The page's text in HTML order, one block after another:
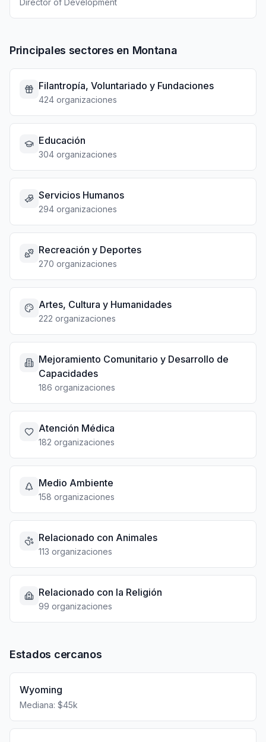
Director of Development
Principales sectores en Montana
Filantropía, Voluntariado y Fundaciones
424 organizaciones
Educación
304 organizaciones
Servicios Humanos
294 organizaciones
Recreación y Deportes
270 organizaciones
Artes, Cultura y Humanidades
222 organizaciones
Mejoramiento Comunitario y Desarrollo de
Capacidades
186 organizaciones
Atención Médica
182 organizaciones
Medio Ambiente
158 organizaciones
Relacionado con Animales
113 organizaciones
Relacionado con la Religión
99 organizaciones
Estados cercanos
Wyoming
Mediana: $45k